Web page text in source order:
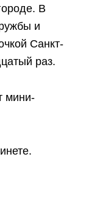
В
и
Санкт-
раз.
мини-